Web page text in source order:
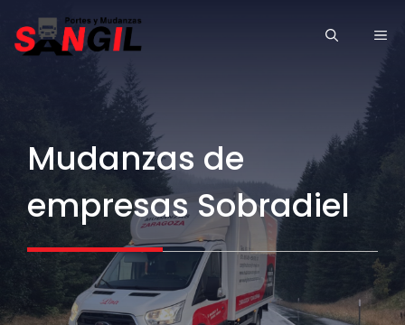
Mudanzas de
empresas Sobradiel